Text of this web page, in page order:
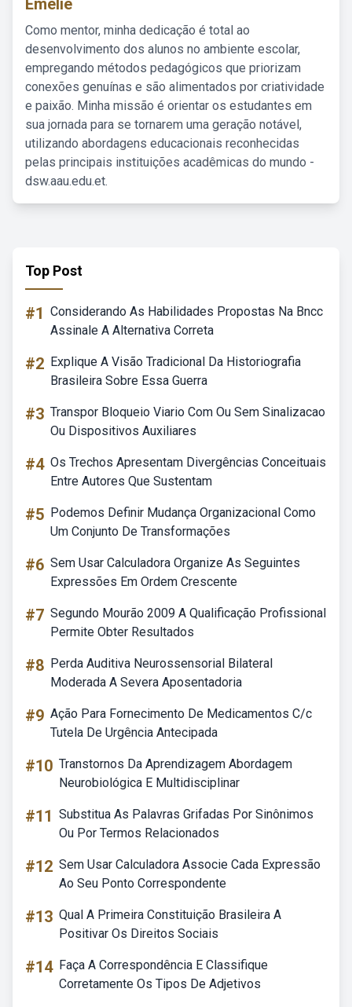
Emelie
Como mentor, minha dedicação é total ao
desenvolvimento dos alunos no ambiente escolar,
empregando métodos pedagógicos que priorizam
conexões genuínas e são alimentados por criatividade
e paixão. Minha missão é orientar os estudantes em
sua jornada para se tornarem uma geração notável,
utilizando abordagens educacionais reconhecidas
pelas principais instituições acadêmicas do mundo -
dsw.aau.edu.et.
Top Post
#1 Considerando As Habilidades Propostas Na Bncc
Assinale A Alternativa Correta
#2 Explique A Visão Tradicional Da Historiografia
Brasileira Sobre Essa Guerra
#3 Transpor Bloqueio Viario Com Ou Sem Sinalizacao
Ou Dispositivos Auxiliares
#4 Os Trechos Apresentam Divergências Conceituais
Entre Autores Que Sustentam
#5 Podemos Definir Mudança Organizacional Como
Um Conjunto De Transformações
#6 Sem Usar Calculadora Organize As Seguintes
Expressões Em Ordem Crescente
#7 Segundo Mourão 2009 A Qualificação Profissional
Permite Obter Resultados
#8 Perda Auditiva Neurossensorial Bilateral
Moderada A Severa Aposentadoria
#9 Ação Para Fornecimento De Medicamentos C/c
Tutela De Urgência Antecipada
#10 Transtornos Da Aprendizagem Abordagem
Neurobiológica E Multidisciplinar
#11 Substitua As Palavras Grifadas Por Sinônimos
Ou Por Termos Relacionados
#12 Sem Usar Calculadora Associe Cada Expressão
Ao Seu Ponto Correspondente
#13 Qual A Primeira Constituição Brasileira A
Positivar Os Direitos Sociais
#14 Faça A Correspondência E Classifique
Corretamente Os Tipos De Adjetivos